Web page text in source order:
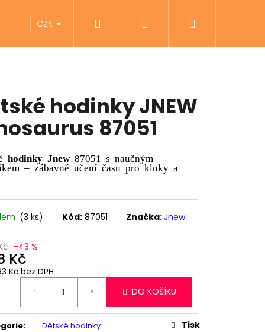
Pomůcky pro zrakově postižené
CZK Přihlášení
hodinky JNEW
87051
hodinky Jnew87051 s naučným
– zábavné učení času pro kluky a
(3 ks) Kód: 87051 Značka:Jnew
–43 %
Kč
Kč bez DPH
DO KOŠÍKU
:
Dětské hodinky
Tisk
Následující
EMO GT-1330W